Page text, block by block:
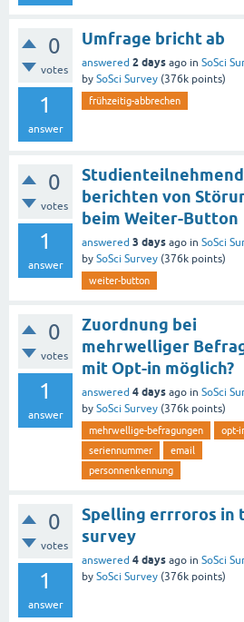
0
votes
1
answer
Umfrage bricht ab
answered 2 days ago in SoSci
by SoSci Survey (376k points)
frühzeitig-abbrechen
0
votes
1
answer
berichten von
beim Weiter-Button
answered 3 days ago in SoSci
by SoSci Survey (376k points)
weiter-button
0
votes
1
answer
Zuordnung bei
mehrwelliger
mit Opt-in möglich?
answered 4 days ago in SoSci
by SoSci Survey (376k points)
mehrwellige-befragungen
opt-
seriennummer
email
personnenkennung
0
votes
1
answer
Spelling errroros in
survey
answered 4 days ago in SoSci
by SoSci Survey (376k points)